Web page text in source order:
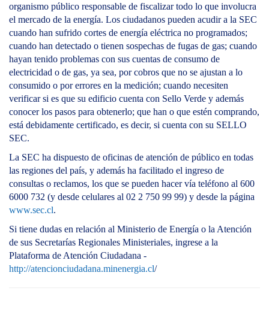
organismo público responsable de fiscalizar todo lo que involucra
el mercado de la energía. Los ciudadanos pueden acudir a la SEC
cuando han sufrido cortes de energía eléctrica no programados;
cuando han detectado o tienen sospechas de fugas de gas; cuando
hayan tenido problemas con sus cuentas de consumo de
electricidad o de gas, ya sea, por cobros que no se ajustan a lo
consumido o por errores en la medición; cuando necesiten
verificar si es que su edificio cuenta con Sello Verde y además
conocer los pasos para obtenerlo; que han o que estén comprando,
está debidamente certificado, es decir, si cuenta con su SELLO
SEC.
La SEC ha dispuesto de oficinas de atención de público en todas
las regiones del país, y además ha facilitado el ingreso de
consultas o reclamos, los que se pueden hacer vía teléfono al 600
6000 732 (y desde celulares al 02 2 750 99 99) y desde la página
www.sec.cl.
Si tiene dudas en relación al Ministerio de Energía o la Atención
de sus Secretarías Regionales Ministeriales, ingrese a la
Plataforma de Atención Ciudadana -
http://atencionciudadana.minenergia.cl/